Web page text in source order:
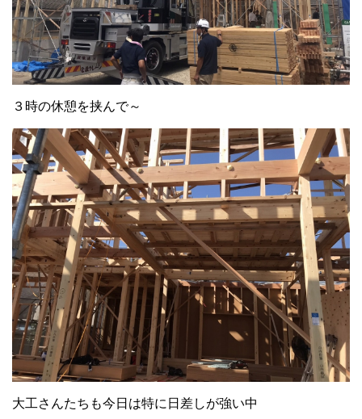
３時の休憩を挟んで～
大工さんたちも今日は特に日差しが強い中